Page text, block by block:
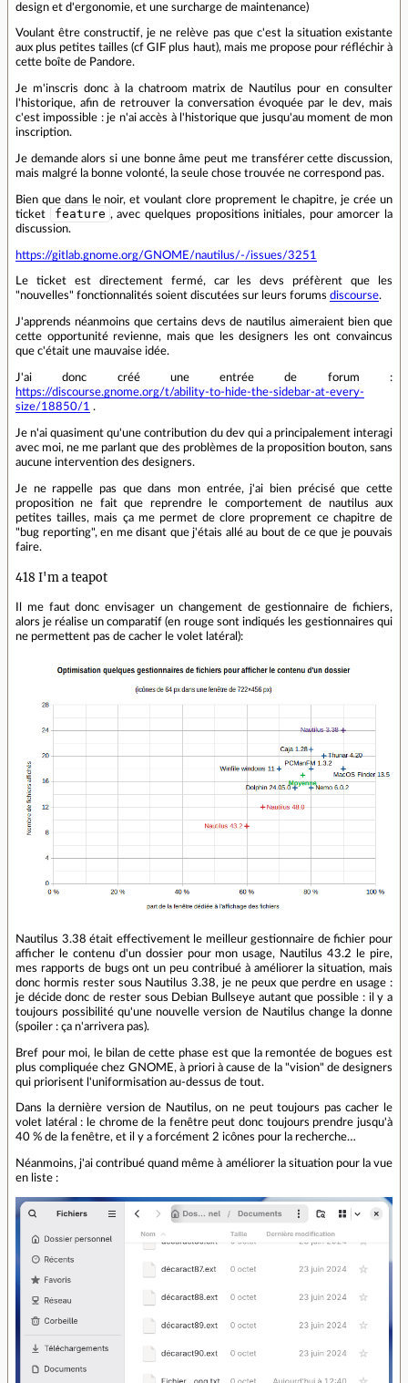
design et d'ergonomie, et une surcharge de maintenance)
Voulant être constructif, je ne relève pas que c'est la situation existante
aux plus petites tailles (cf GIF plus haut), mais me propose pour réfléchir à
cette boîte de Pandore.
Je m'inscris donc à la chatroom matrix de Nautilus pour en consulter
l'historique, afin de retrouver la conversation évoquée par le dev, mais
c'est impossible : je n'ai accès à l'historique que jusqu'au moment de mon
inscription.
Je demande alors si une bonne âme peut me transférer cette discussion,
mais malgré la bonne volonté, la seule chose trouvée ne correspond pas.
Bien que dans le noir, et voulant clore proprement le chapitre, je crée un
ticket
feature , avec quelques propositions initiales, pour amorcer la
discussion.
https://gitlab.gnome.org/GNOME/nautilus/-/issues/3251
Le ticket est directement fermé, car les devs préfèrent que les
"nouvelles" fonctionnalités soient discutées sur leurs forums discourse.
J'apprends néanmoins que certains devs de nautilus aimeraient bien que
cette opportunité revienne, mais que les designers les ont convaincus
que c'était une mauvaise idée.
J'ai donc créé une entrée de forum :
https://discourse.gnome.org/t/ability-to-hide-the-sidebar-at-every-
size/18850/1
.
Je n'ai quasiment qu'une contribution du dev qui a principalement interagi
avec moi, ne me parlant que des problèmes de la proposition bouton, sans
aucune intervention des designers.
Je ne rappelle pas que dans mon entrée, j'ai bien précisé que cette
proposition ne fait que reprendre le comportement de nautilus aux
petites tailles, mais ça me permet de clore proprement ce chapitre de
"bug reporting", en me disant que j'étais allé au bout de ce que je pouvais
faire.
418 I'm a teapot
Il me faut donc envisager un changement de gestionnaire de fichiers,
alors je réalise un comparatif (en rouge sont indiqués les gestionnaires qui
ne permettent pas de cacher le volet latéral):
Nautilus 3.38 était effectivement le meilleur gestionnaire de fichier pour
afficher le contenu d'un dossier pour mon usage, Nautilus 43.2 le pire,
mes rapports de bugs ont un peu contribué à améliorer la situation, mais
donc hormis rester sous Nautilus 3.38, je ne peux que perdre en usage :
je décide donc de rester sous Debian Bullseye autant que possible : il y a
toujours possibilité qu'une nouvelle version de Nautilus change la donne
(spoiler : ça n'arrivera pas).
Bref pour moi, le bilan de cette phase est que la remontée de bogues est
plus compliquée chez GNOME, à priori à cause de la "vision" de designers
qui priorisent l'uniformisation au-dessus de tout.
Dans la dernière version de Nautilus, on ne peut toujours pas cacher le
volet latéral : le chrome de la fenêtre peut donc toujours prendre jusqu'à
40 % de la fenêtre, et il y a forcément 2 icônes pour la recherche…
Néanmoins, j'ai contribué quand même à améliorer la situation pour la vue
en liste :